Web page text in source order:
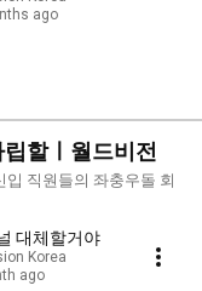
ago
할ㅣ월드비전
직원들의 좌충우돌 회
대체할거야
Korea
ago